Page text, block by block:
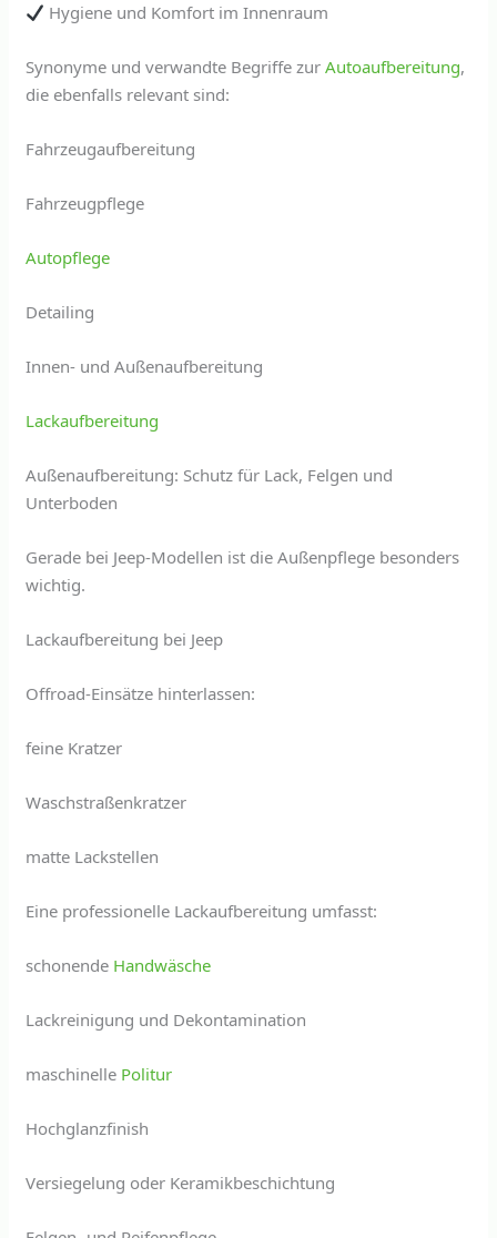
Hygiene und Komfort im Innenraum
Synonyme und verwandte Begriffe zurAutoaufbereitung,
die ebenfalls relevant sind:
Fahrzeugaufbereitung
Fahrzeugpflege
Autopflege
Detailing
Innen- und Außenaufbereitung
Lackaufbereitung
Außenaufbereitung: Schutz für Lack, Felgen und
Unterboden
Gerade bei Jeep-Modellen ist die Außenpflege besonders
wichtig.
Lackaufbereitung bei Jeep
Offroad-Einsätze hinterlassen:
feine Kratzer
Waschstraßenkratzer
matte Lackstellen
Eine professionelle Lackaufbereitung umfasst:
schonende Handwäsche
Lackreinigung und Dekontamination
maschinelle Politur
Hochglanzfinish
Versiegelung oder Keramikbeschichtung